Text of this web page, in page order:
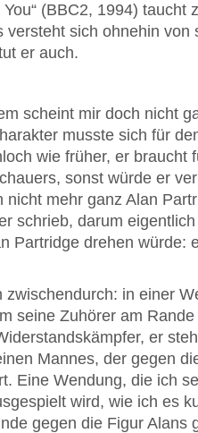
(BBC2, 1994) taucht
versteht sich ohnehin von
er auch.
scheint mir doch nicht
musste sich für
wie früher, er braucht
sonst würde er
nicht mehr ganz Alan
schrieb, darum
Partridge drehen würde:
zwischendurch: in einer
seine Zuhörer am
er
Mannes, der gegen
Eine Wendung, die ich
wird, wie ich es
gegen die Figur Alans